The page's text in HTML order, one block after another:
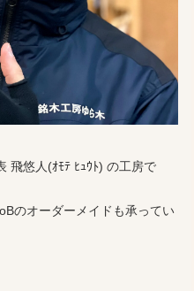
飛悠人(ｵﾓﾃ ﾋｭｳﾄ) の工房で
のオーダーメイドも承ってい